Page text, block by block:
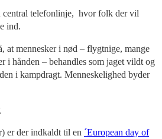
central telefonlinje, hvor folk der vil
ind.
at mennesker i nød – flygtnige, mange
i hånden – behandles som jaget vildt og
i kampdragt. Menneskelighed byder
er der indkaldt til en ´European day of